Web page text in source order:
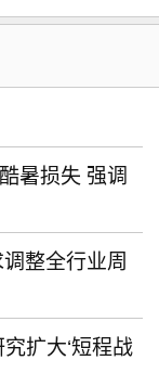
暑损失 强调
整全行业周
扩大‘短程战